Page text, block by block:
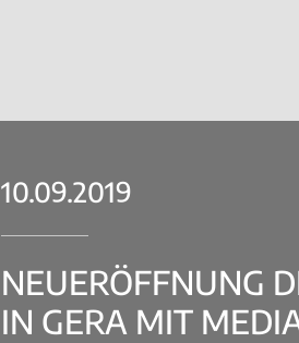
10.09.2019
NEUERÖFFNUNG
IN GERA MIT